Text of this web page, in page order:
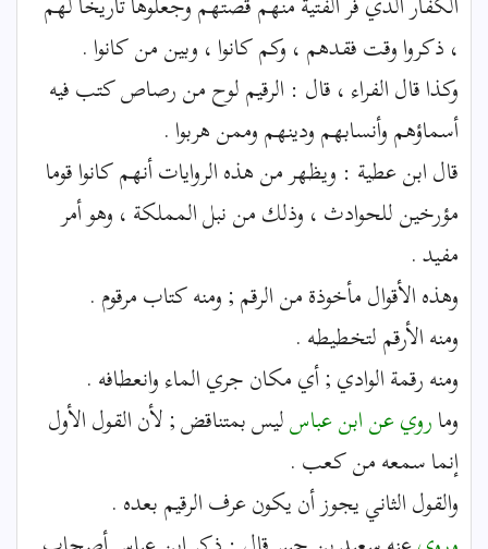
، ذكروا وقت فقدهم ، وكم كانوا ، وبين من كانوا .
وكذا قال الفراء ، قال : الرقيم لوح من رصاص كتب فيه
أسماؤهم وأنسابهم ودينهم وممن هربوا .
قال ابن عطية : ويظهر من هذه الروايات أنهم كانوا قوما
مؤرخين للحوادث ، وذلك من نبل المملكة ، وهو أمر
مفيد .
وهذه الأقوال مأخوذة من الرقم ; ومنه كتاب مرقوم .
ومنه الأرقم لتخطيطه .
ومنه رقمة الوادي ; أي مكان جري الماء وانعطافه .
وماروي عن ابن عباسليس بمتناقض ; لأن القول الأول
إنما سمعه من كعب .
والقول الثاني يجوز أن يكون عرف الرقيم بعده .